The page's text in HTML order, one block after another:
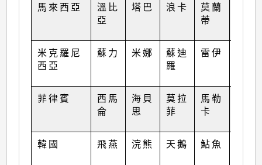
馬來西亞
溫比
亞
塔巴 浪卡
莫蘭
蒂
米克羅尼
西亞
蘇力 米娜
蘇迪
羅
雷伊
菲律賓
西馬
侖
海貝
思
莫拉
菲
馬勒
卡
韓國 飛燕 浣熊 天鵝 鮎魚